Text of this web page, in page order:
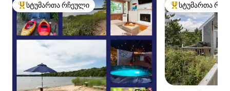
სტუმართა რჩეული მოწინავე ვარიანტი
სტუმართა რჩეული სტუმართა
სტუმართა